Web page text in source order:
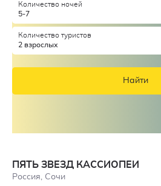
Количество ночей
5-7
Количество туристов
2 взрослых
Найти
ПЯТЬ ЗВЕЗД КАССИОПЕИ
Россия, Сочи